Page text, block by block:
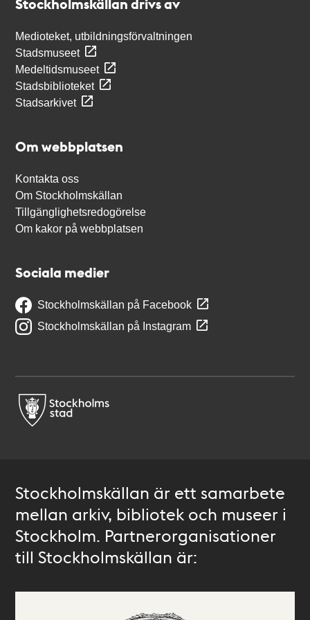
Stockholmskällan drivs av
Medioteket, utbildningsförvaltningen
Stadsmuseet
Medeltidsmuseet
Stadsbiblioteket
Stadsarkivet
Om webbplatsen
Kontakta oss
Om Stockholmskällan
Tillgänglighetsredogörelse
Om kakor på webbplatsen
Sociala medier
Stockholmskällan på Facebook
Stockholmskällan på Instagram
Stockholmskällan är ett samarbete
mellan arkiv, bibliotek och museer i
Stockholm. Partnerorganisationer
till Stockholmskällan är: